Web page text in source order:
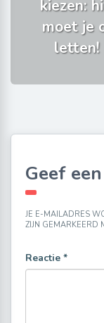
kiezen:
moet je
letten!
Geef
JE E-MAILADRES
ZIJN GEMARKEERD
Reactie *